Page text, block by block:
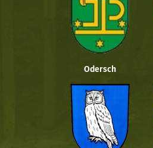
Odersch